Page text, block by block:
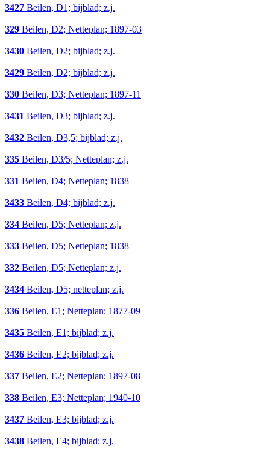
3427 Beilen, D1; bijblad; z.j.
329 Beilen, D2; Netteplan; 1897-03
3430 Beilen, D2; bijblad; z.j.
3429 Beilen, D2; bijblad; z.j.
330 Beilen, D3; Netteplan; 1897-11
3431 Beilen, D3; bijblad; z.j.
3432 Beilen, D3,5; bijblad; z.j.
335 Beilen, D3/5; Netteplan; z.j.
331 Beilen, D4; Netteplan; 1838
3433 Beilen, D4; bijblad; z.j.
334 Beilen, D5; Netteplan; z.j.
333 Beilen, D5; Netteplan; 1838
332 Beilen, D5; Netteplan; z.j.
3434 Beilen, D5; netteplan; z.j.
336 Beilen, E1; Netteplan; 1877-09
3435 Beilen, E1; bijblad; z.j.
3436 Beilen, E2; bijblad; z.j.
337 Beilen, E2; Netteplan; 1897-08
338 Beilen, E3; Netteplan; 1940-10
3437 Beilen, E3; bijblad; z.j.
3438 Beilen, E4; bijblad; z.j.